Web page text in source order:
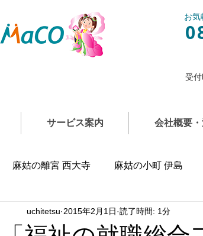
お気
受
サービス案内 会社概要
麻姑の離宮 西大寺 麻姑の小町 伊島
uchitetsu 2015年2月1日 読了時間: 1分